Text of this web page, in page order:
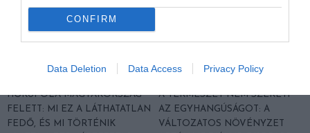
CONFIRM
Data Deletion Data Access Privacy Policy
HŐKUPOLA MAGYARORSZÁG
FELETT: MI EZ A LÁTHATATLAN
FEDŐ, ÉS MI TÖRTÉNIK
A TERMÉSZET NEM SZERETI
AZ EGYHANGÚSÁGOT: A
VÁLTOZATOS NÖVÉNYZET